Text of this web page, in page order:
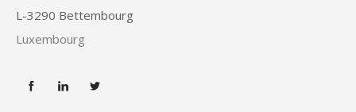
L-3290 Bettembourg
Luxembourg